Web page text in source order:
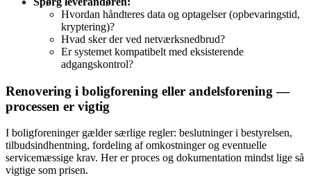
Hvordan håndteres data og optagelser (opbevaringstid,
kryptering)?
Hvad sker der ved netværksnedbrud?
Er systemet kompatibelt med eksisterende
adgangskontrol?
Renovering i boligforening eller andelsforening —
processen er vigtig
I boligforeninger gælder særlige regler: beslutninger i bestyrelsen,
tilbudsindhentning, fordeling af omkostninger og eventuelle
servicemæssige krav. Her er proces og dokumentation mindst lige så
vigtige som prisen.